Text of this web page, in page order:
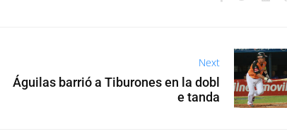
Next
Águilas barrió a Tiburones en la dobl
e tanda